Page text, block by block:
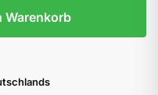
Warenkorb